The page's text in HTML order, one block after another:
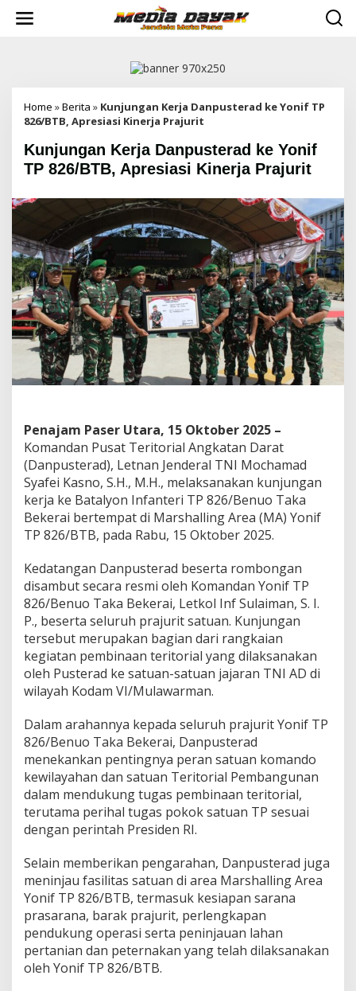
Home »Berita » Kunjungan Kerja Danpusterad ke Yonif TP
826/BTB, Apresiasi Kinerja Prajurit
Kunjungan Kerja Danpusterad ke Yonif
TP 826/BTB, Apresiasi Kinerja Prajurit
Penajam Paser Utara, 15 Oktober 2025 –
Komandan Pusat Teritorial Angkatan Darat
(Danpusterad), Letnan Jenderal TNI Mochamad
Syafei Kasno, S.H., M.H., melaksanakan kunjungan
kerja ke Batalyon Infanteri TP 826/Benuo Taka
Bekerai bertempat di Marshalling Area (MA) Yonif
TP 826/BTB, pada Rabu, 15 Oktober 2025.
Kedatangan Danpusterad beserta rombongan
disambut secara resmi oleh Komandan Yonif TP
826/Benuo Taka Bekerai, Letkol Inf Sulaiman, S. I.
P., beserta seluruh prajurit satuan. Kunjungan
tersebut merupakan bagian dari rangkaian
kegiatan pembinaan teritorial yang dilaksanakan
oleh Pusterad ke satuan-satuan jajaran TNI AD di
wilayah Kodam VI/Mulawarman.
Dalam arahannya kepada seluruh prajurit Yonif TP
826/Benuo Taka Bekerai, Danpusterad
menekankan pentingnya peran satuan komando
kewilayahan dan satuan Teritorial Pembangunan
dalam mendukung tugas pembinaan teritorial,
terutama perihal tugas pokok satuan TP sesuai
dengan perintah Presiden RI.
Selain memberikan pengarahan, Danpusterad juga
meninjau fasilitas satuan di area Marshalling Area
Yonif TP 826/BTB, termasuk kesiapan sarana
prasarana, barak prajurit, perlengkapan
pendukung operasi serta peninjauan lahan
pertanian dan peternakan yang telah dilaksanakan
oleh Yonif TP 826/BTB.